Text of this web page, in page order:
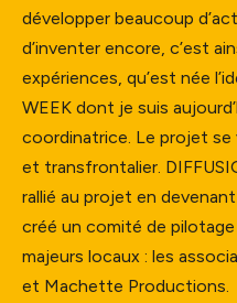
développer beaucoup
d’inventer encore, c’est
expériences, qu’est née
WEEK dont je suis
coordinatrice. Le projet
et transfrontalier.
rallié au projet en
créé un comité de
majeurs locaux : les
et Machette Productions.